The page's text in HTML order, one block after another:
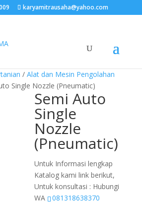
karyamitrausaha@yahoo.com
/ Alat dan Mesin Pengolahan
Single Nozzle (Pneumatic)
Semi Auto
Single
Nozzle
(Pneumatic)
Untuk Informasi lengkap
Katalog kami link berikut,
Untuk konsultasi : Hubungi
WA
081318638370